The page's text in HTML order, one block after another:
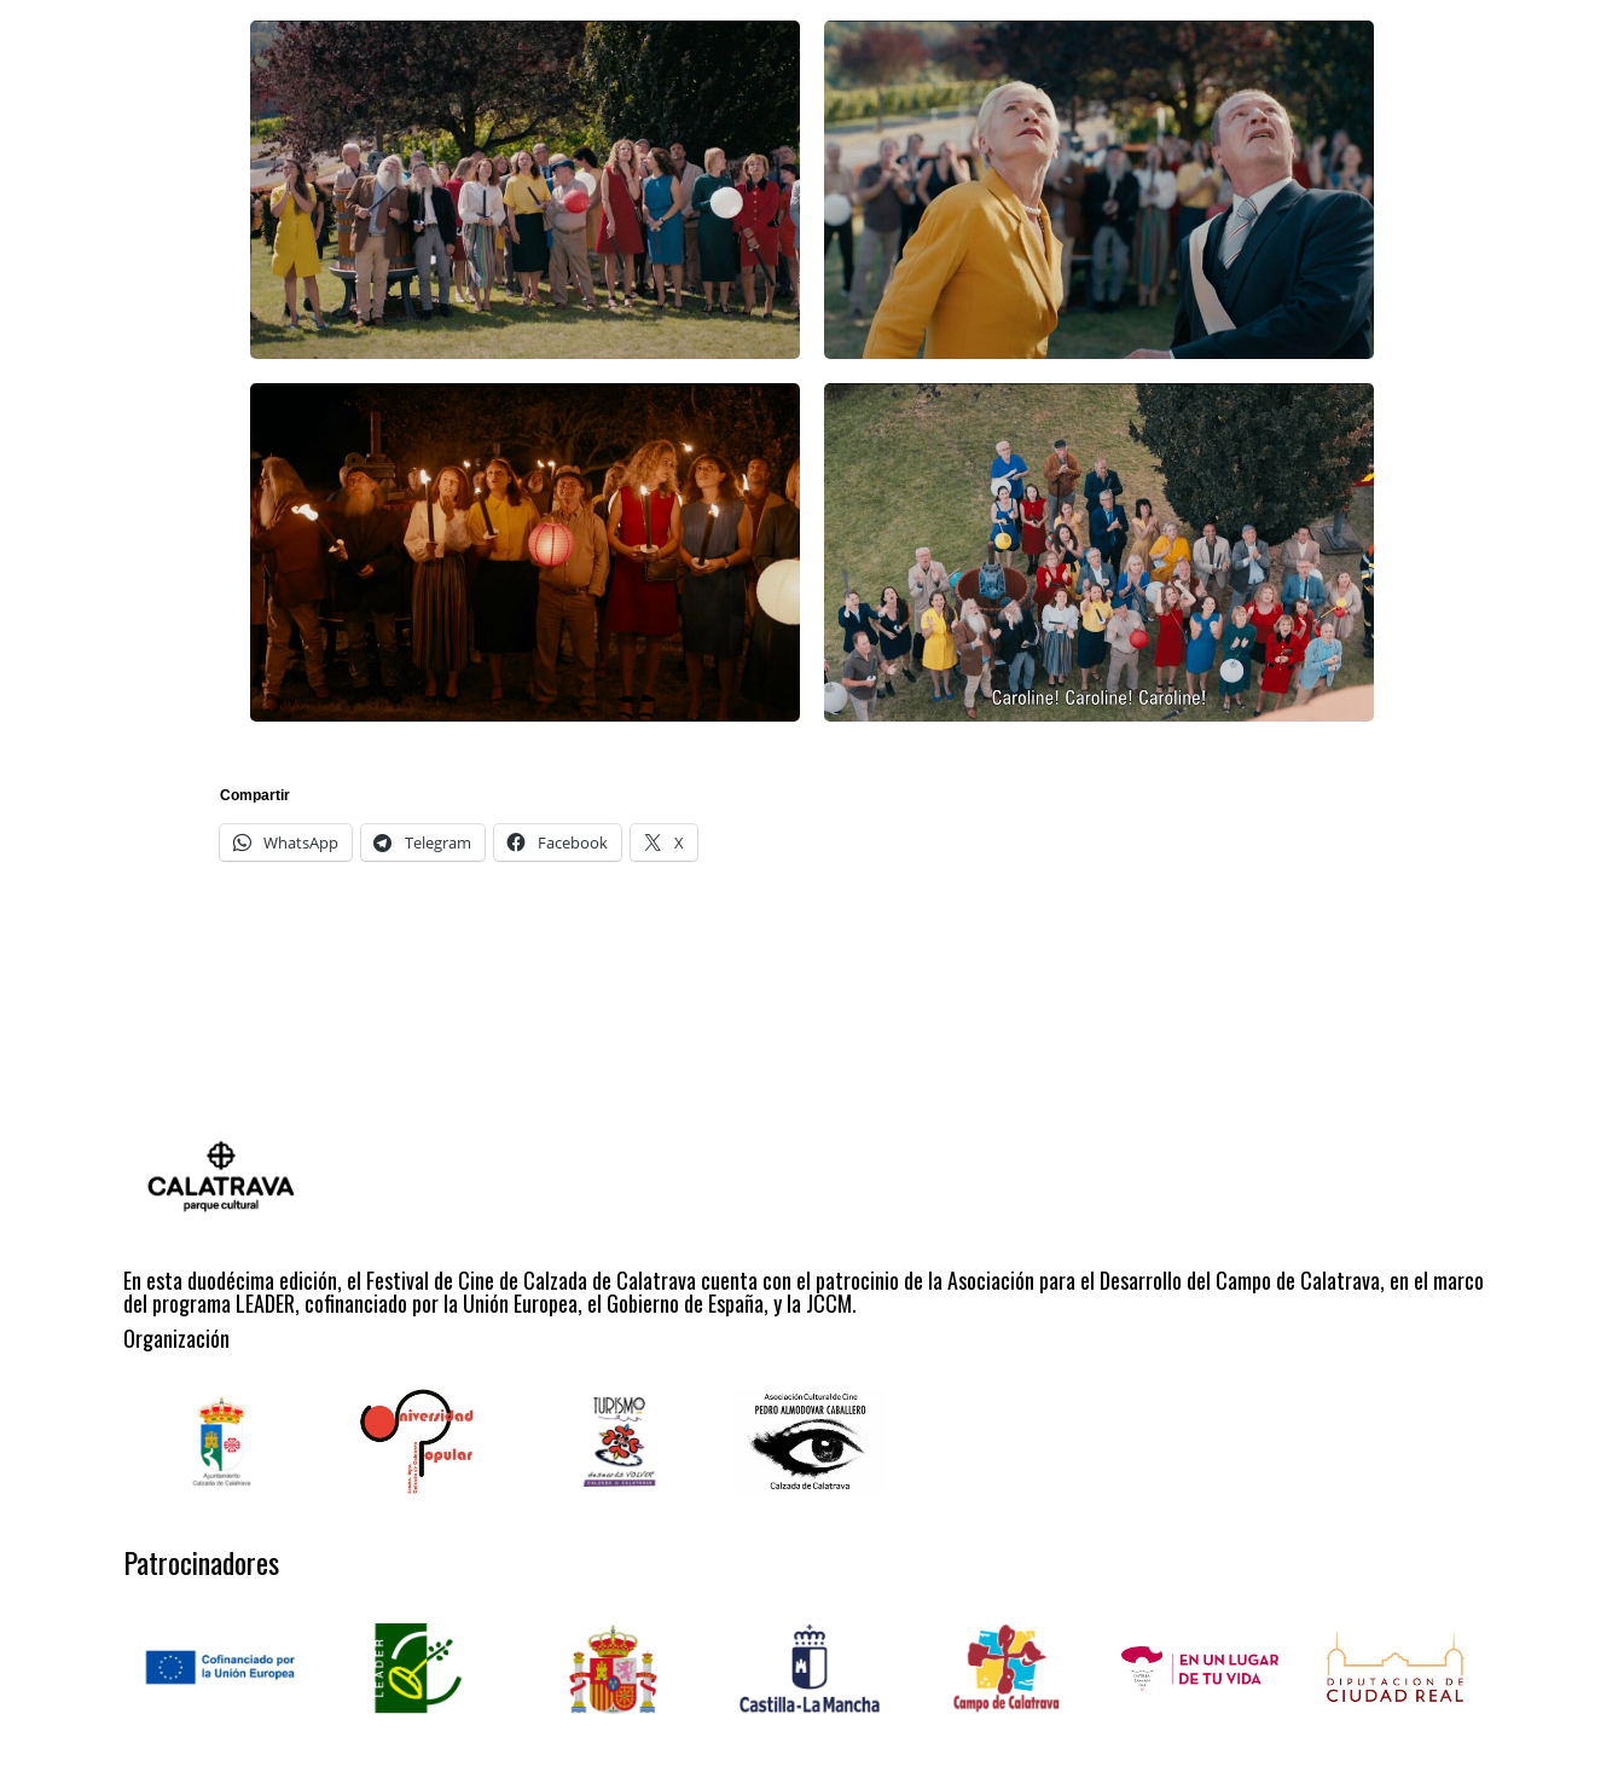
Compartir
WhatsApp Telegram Facebook X
En esta duodécima edición, el Festival de Cine de Calzada de Calatrava cuenta con el patrocinio de la Asociación para el Desarrollo del Campo de Calatrava, en el marco
del programa LEADER, cofinanciado por la Unión Europea, el Gobierno de España, y la JCCM.
Organización
Patrocinadores